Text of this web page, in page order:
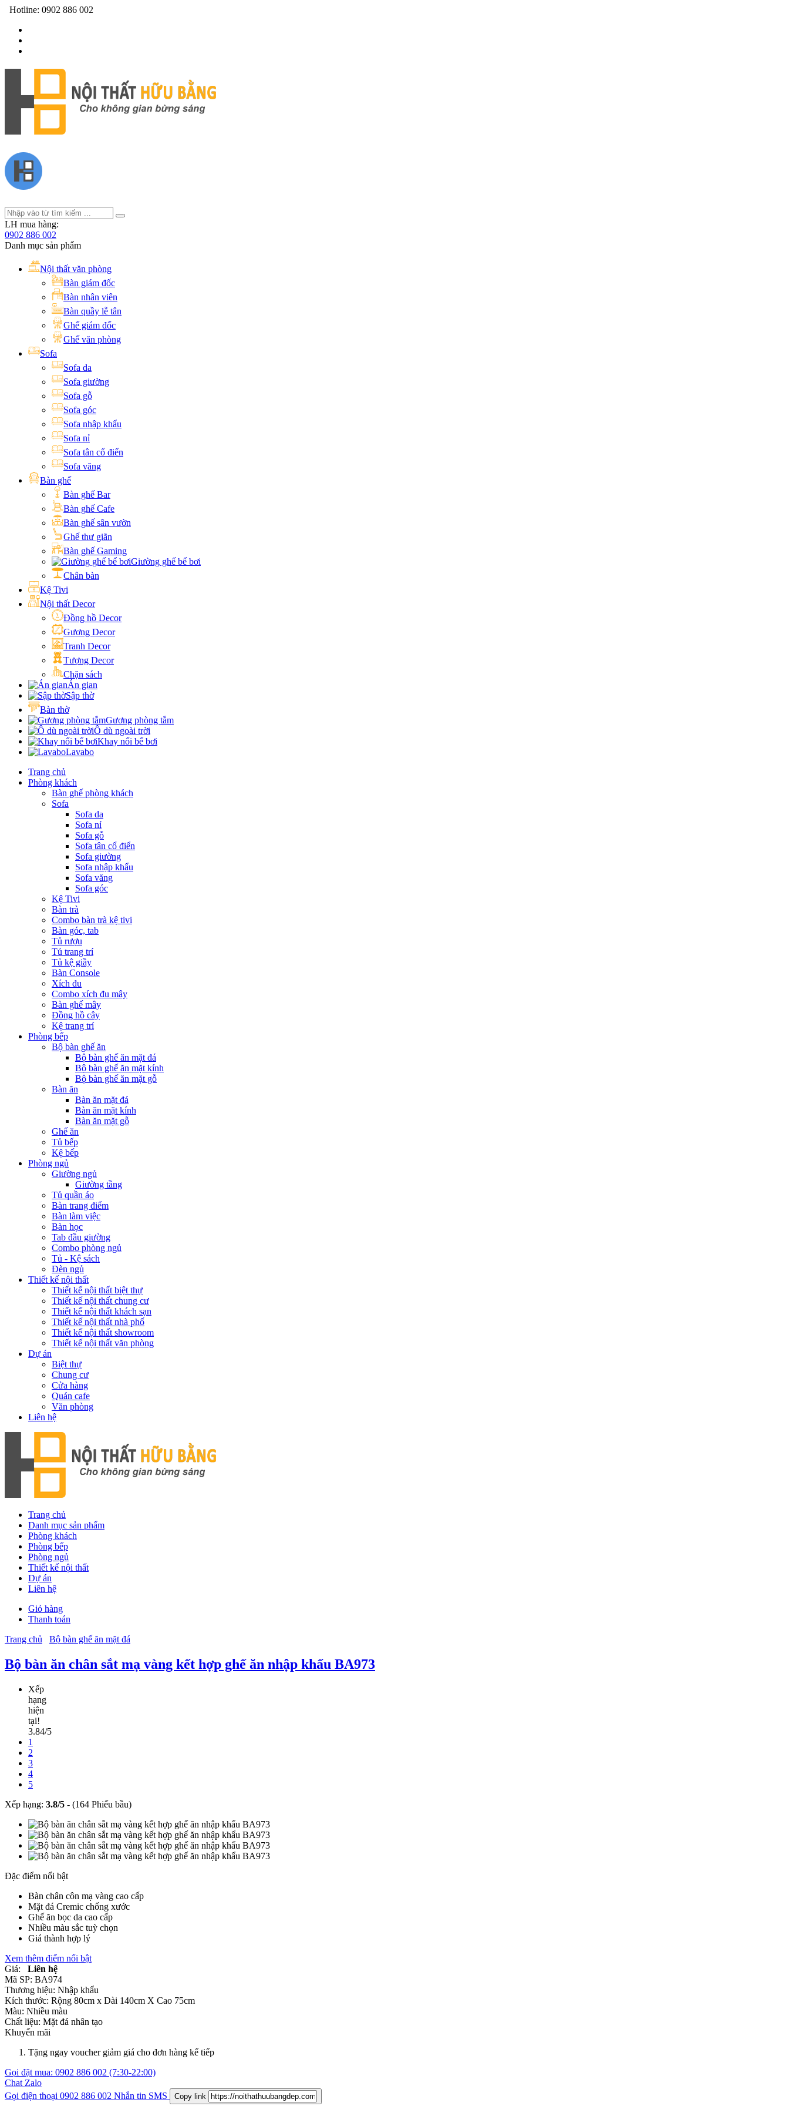
Hotline: 0902 886 002
LH mua hàng:
0902 886 002
Danh mục sản phẩm
Nội thất văn phòng
Bàn giám đốc
Bàn nhân viên
Bàn quầy lễ tân
Ghế giám đốc
Ghế văn phòng
Sofa
Sofa da
Sofa giường
Sofa gỗ
Sofa góc
Sofa nhập khẩu
Sofa nỉ
Sofa tân cổ điển
Sofa văng
Bàn ghế
Bàn ghế Bar
Bàn ghế Cafe
Bàn ghế sân vườn
Ghế thư giãn
Bàn ghế Gaming
Giường ghế bể bơi
Chân bàn
Kệ Tivi
Nội thất Decor
Đồng hồ Decor
Gương Decor
Tranh Decor
Tượng Decor
Chặn sách
Án gian
Sập thờ
Bàn thờ
Gương phòng tắm
Ô dù ngoài trời
Khay nổi bể bơi
Lavabo
Trang chủ
Phòng khách
Bàn ghế phòng khách
Sofa
Sofa da
Sofa nỉ
Sofa gỗ
Sofa tân cổ điển
Sofa giường
Sofa nhập khẩu
Sofa văng
Sofa góc
Kệ Tivi
Bàn trà
Combo bàn trà kệ tivi
Bàn góc, tab
Tủ rượu
Tủ trang trí
Tủ kệ giầy
Bàn Console
Xích đu
Combo xích đu mây
Bàn ghế mây
Đồng hồ cây
Kệ trang trí
Phòng bếp
Bộ bàn ghế ăn
Bộ bàn ghế ăn mặt đá
Bộ bàn ghế ăn mặt kính
Bộ bàn ghế ăn mặt gỗ
Bàn ăn
Bàn ăn mặt đá
Bàn ăn mặt kính
Bàn ăn mặt gỗ
Ghế ăn
Tủ bếp
Kệ bếp
Phòng ngủ
Giường ngủ
Giường tầng
Tủ quần áo
Bàn trang điểm
Bàn làm việc
Bàn học
Tab đầu giường
Combo phòng ngủ
Tủ - Kệ sách
Đèn ngủ
Thiết kế nội thất
Thiết kế nội thất biệt thự
Thiết kế nội thất chung cư
Thiết kế nội thất khách sạn
Thiết kế nội thất nhà phố
Thiết kế nội thất showroom
Thiết kế nội thất văn phòng
Dự án
Biệt thự
Chung cư
Cửa hàng
Quán cafe
Văn phòng
Liên hệ
Trang chủ
Danh mục sản phẩm
Phòng khách
Phòng bếp
Phòng ngủ
Thiết kế nội thất
Dự án
Liên hệ
Giỏ hàng
Thanh toán
Trang chủ
Bộ bàn ghế ăn mặt đá
Bộ bàn ăn chân sắt mạ vàng kết hợp ghế ăn nhập khẩu BA973
Xếp
hạng
hiện
tại!
3.84/5
1
2
3
4
5
Xếp hạng: 3.8/5 - (164 Phiếu bầu)
Đặc điểm nổi bật
Bàn chân côn mạ vàng cao cấp
Mặt đá Cremic chống xước
Ghế ăn bọc da cao cấp
Nhiều màu sắc tuỳ chọn
Giá thành hợp lý
Xem thêm điểm nổi bật
Giá:
Liên hệ
Mã SP: BA974
Thương hiệu: Nhập khẩu
Kích thước: Rộng 80cm x Dài 140cm X Cao 75cm
Màu: Nhiều màu
Chất liệu: Mặt đá nhân tạo
Khuyến mãi
Tặng ngay voucher giảm giá cho đơn hàng kế tiếp
Gọi đặt mua: 0902 886 002 (7:30-22:00)
Chat Zalo
Gọi điện thoại 0902 886 002 Nhắn tin SMS Copy link